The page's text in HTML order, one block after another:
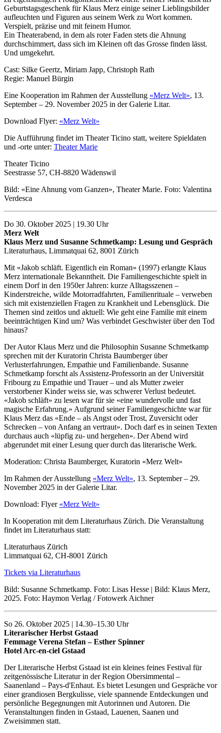
Geburtstagsgeschenk für Klaus Merz einige seiner Lieblingsbilder
aufleuchten und Figuren aus seinem Werk zu Wort kommen.
Verspielt, präzise und mit feinem Humor.
Ein Theaterabend, in dem als roter Faden stets die Ahnung
durchschimmert, dass sich im Kleinen oft das Grosse finden lässt.
Und umgekehrt.
Cast: Silke Geertz, Miriam Japp, Christoph Rath
Regie: Manuel Bürgin
Eine Kooperation im Rahmen der Ausstellung «Merz Welt», 13.
September – 29. November 2025 in der Galerie Litar.
Download Flyer: «Merz Welt»
Die Aufführung findet im Theater Ticino statt, weitere Spieldaten
und -orte unter: Theater Marie
Theater Ticino
Seestrasse 57, CH-8820 Wädenswil
Bild: «Eine Ahnung vom Ganzen», Theater Marie. Foto: Valentina
Verdesca
Do 30. Oktober 2025 | 19.30 Uhr
Merz Welt
Klaus Merz und Susanne Schmetkamp: Lesung und Gespräch
Literaturhaus, Limmatquai 62, 8001 Zürich
Mit «Jakob schläft. Eigentlich ein Roman» (1997) erlangte Klaus
Merz internationale Bekanntheit. Die Familiengeschichte spielt in
einem Dorf in den 1950er Jahren: kurze Alltagsszenen –
Kinderstreiche, wilde Motorradfahrten, Familienrituale – verweben
sich mit existenziellen Fragen zu Krankheit und Lebensglück. Die
Themen sind zeitlos und aktuell: Wie geht eine Familie mit einem
beeinträchtigen Kind um? Was verbindet Geschwister über den Tod
hinaus?
Der Autor Klaus Merz und die Philosophin Susanne Schmetkamp
sprechen mit der Kuratorin Christa Baumberger über
Verlusterfahrungen, Empathie und Familienbande. Susanne
Schmetkamp forscht als Assistenz-Professorin an der Universität
Fribourg zu Empathie und Trauer – und als Mutter zweier
verstorbener Kinder weiss sie, was schwerer Verlust bedeutet.
«Jakob schläft» zu lesen war für sie «eine wundervolle und fast
magische Erfahrung.» Aufgrund seiner Familiengeschichte war für
Klaus Merz das «Ende – als Angst oder Trost, Zuversicht oder
Schrecken – von Anfang an vertraut». Doch darf es in seinen Texten
durchaus auch «lüpfig zu- und hergehen». Der Abend wird
abgerundet mit einer Lesung quer durch das literarische Werk.
Moderation: Christa Baumberger, Kuratorin «Merz Welt»
Im Rahmen der Ausstellung «Merz Welt», 13. September – 29.
November 2025 in der Galerie Litar.
Download: Flyer «Merz Welt»
In Kooperation mit dem Literaturhaus Zürich. Die Veranstaltung
findet im Literaturhaus statt:
Literaturhaus Zürich
Limmatquai 62, CH-8001 Zürich
Tickets via Literaturhaus
Bild: Susanne Schmetkamp. Foto: Lisas Hesse | Bild: Klaus Merz,
2025. Foto: Haymon Verlag / Fotowerk Aichner
So 26. Oktober 2025 | 14.30–15.30 Uhr
Literarischer Herbst Gstaad
Femmage Verena Stefan – Esther Spinner
Hotel Arc-en-ciel Gstaad
Der Literarische Herbst Gstaad ist ein kleines feines Festival für
zeitgenössische Literatur in der Region Obersimmental –
Saanenland – Pays-d'Enhaut. Es bietet Lesungen und Gespräche vor
einer grandiosen Bergkulisse, viele spannende Entdeckungen und
persönliche Begegnungen mit Autorinnen und Autoren. Die
Veranstaltungen finden in Gstaad, Lauenen, Saanen und
Zweisimmen statt.